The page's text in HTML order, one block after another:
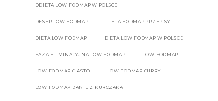
DDIETA LOW FODMAP W POLSCE
DESER LOW FODMAP DIETA FODMAP PRZEPISY
DIETA LOW FODMAP DIETA LOW FODMAP W POLSCE
FAZA ELIMINACYJNA LOW FODMAP LOW FODMAP
LOW FODMAP CIASTO LOW FODMAP CURRY
LOW FODMAP DANIE Z KURCZAKA